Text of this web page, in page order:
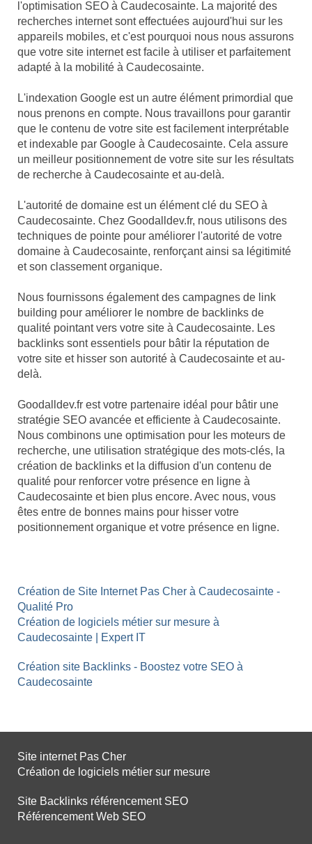
l'optimisation SEO à Caudecosainte. La majorité des
recherches internet sont effectuées aujourd'hui sur les
appareils mobiles, et c'est pourquoi nous nous assurons
que votre site internet est facile à utiliser et parfaitement
adapté à la mobilité à Caudecosainte.
L'indexation Google est un autre élément primordial que
nous prenons en compte. Nous travaillons pour garantir
que le contenu de votre site est facilement interprétable
et indexable par Google à Caudecosainte. Cela assure
un meilleur positionnement de votre site sur les résultats
de recherche à Caudecosainte et au-delà.
L'autorité de domaine est un élément clé du SEO à
Caudecosainte. Chez Goodalldev.fr, nous utilisons des
techniques de pointe pour améliorer l'autorité de votre
domaine à Caudecosainte, renforçant ainsi sa légitimité
et son classement organique.
Nous fournissons également des campagnes de link
building pour améliorer le nombre de backlinks de
qualité pointant vers votre site à Caudecosainte. Les
backlinks sont essentiels pour bâtir la réputation de
votre site et hisser son autorité à Caudecosainte et au-
delà.
Goodalldev.fr est votre partenaire idéal pour bâtir une
stratégie SEO avancée et efficiente à Caudecosainte.
Nous combinons une optimisation pour les moteurs de
recherche, une utilisation stratégique des mots-clés, la
création de backlinks et la diffusion d'un contenu de
qualité pour renforcer votre présence en ligne à
Caudecosainte et bien plus encore. Avec nous, vous
êtes entre de bonnes mains pour hisser votre
positionnement organique et votre présence en ligne.
Création de Site Internet Pas Cher à Caudecosainte -
Qualité Pro
Création de logiciels métier sur mesure à
Caudecosainte | Expert IT
Création site Backlinks - Boostez votre SEO à
Caudecosainte
Site internet Pas Cher
Création de logiciels métier sur mesure
Site Backlinks référencement SEO
Référencement Web SEO